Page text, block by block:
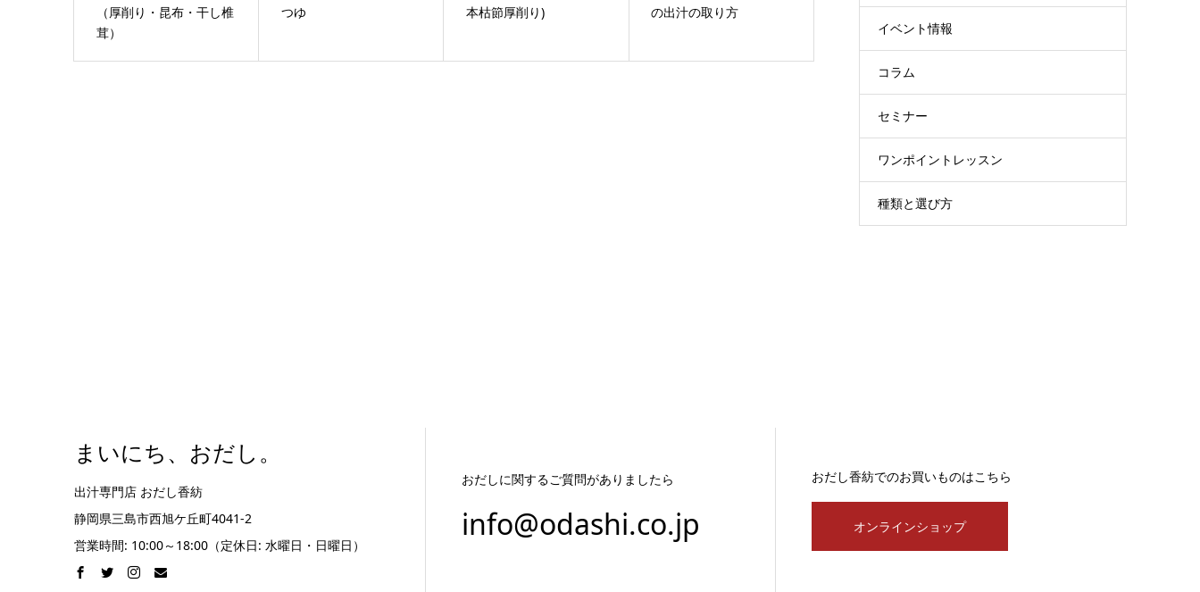
（厚削り・昆布・干し椎
茸）
つゆ
本枯節厚削り)
の出汁の取り方
イベント情報
コラム
セミナー
ワンポイントレッスン
種類と選び方
まいにち、おだし。
出汁専門店 おだし香紡
静岡県三島市西旭ケ丘町4041-2
営業時間: 10:00～18:00（定休日: 水曜日・日曜日）
おだしに関するご質問がありましたら
info@odashi.co.jp
おだし香紡でのお買いものはこちら
オンラインショップ